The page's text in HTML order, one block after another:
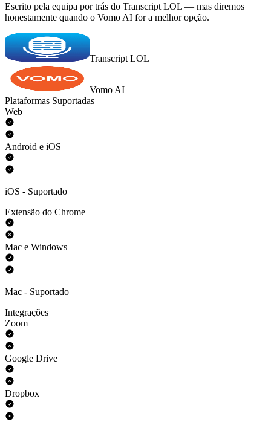
Escrito pela equipa por trás do Transcript LOL — mas diremos
honestamente quando o Vomo AI for a melhor opção.
Transcript LOL
Vomo AI
Plataformas Suportadas
Web
Android e iOS
iOS - Suportado
Extensão do Chrome
Mac e Windows
Mac - Suportado
Integrações
Zoom
Google Drive
Dropbox